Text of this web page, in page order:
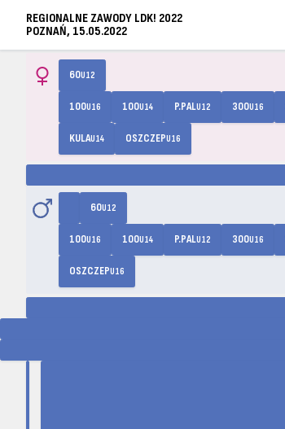
REGIONALNE ZAWODY LDK! 2022
POZNAŃ, 15.05.2022
60U12
100U16 100U14 P.PALU12 300U16
KULAU14 OSZCZEPU16
60U12
100U16 100U14 P.PALU12 300U16
OSZCZEPU16